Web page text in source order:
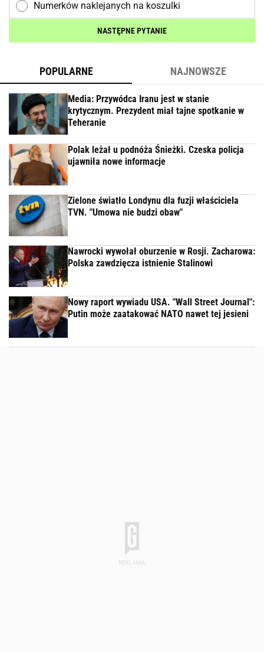
Numerków naklejanych na koszulki
NASTĘPNE PYTANIE
POPULARNE NAJNOWSZE
Media: Przywódca Iranu jest w stanie
krytycznym. Prezydent miał tajne spotkanie w
Teheranie
Polak leżał u podnóża Śnieżki. Czeska policja
ujawniła nowe informacje
Zielone światło Londynu dla fuzji właściciela
TVN. "Umowa nie budzi obaw"
Nawrocki wywołał oburzenie w Rosji. Zacharowa:
Polska zawdzięcza istnienie Stalinowi
Nowy raport wywiadu USA. "Wall Street Journal":
Putin może zaatakować NATO nawet tej jesieni